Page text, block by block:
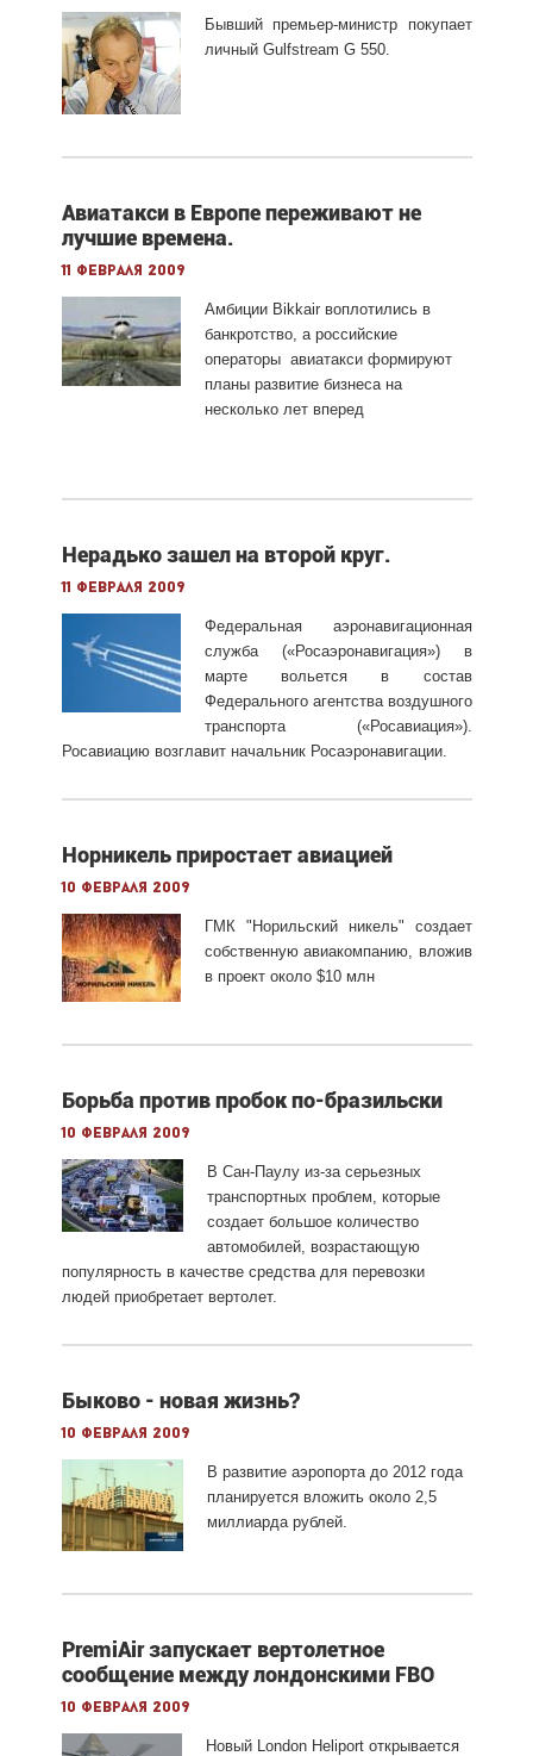
Бывший премьер-министр покупает
личный Gulfstream G 550.
Авиатакси в Европе переживают не
лучшие времена.
11 февраля 2009
Амбиции Bikkair воплотились в
банкротство, а российские
операторы авиатакси формируют
планы развитие бизнеса на
несколько лет вперед
Нерадько зашел на второй круг.
11 февраля 2009
Федеральная аэронавигационная
служба («Росаэронавигация») в
марте вольется в состав
Федерального агентства воздушного
транспорта («Росавиация»).
Росавиацию возглавит начальник Росаэронавигации.
Норникель приростает авиацией
10 февраля 2009
ГМК "Норильский никель" создает
собственную авиакомпанию, вложив
в проект около $10 млн
Борьба против пробок по-бразильски
10 февраля 2009
В Сан-Паулу из-за серьезных
транспортных проблем, которые
создает большое количество
автомобилей, возрастающую
популярность в качестве средства для перевозки
людей приобретает вертолет.
Быково - новая жизнь?
10 февраля 2009
В развитие аэропорта до 2012 года
планируется вложить около 2,5
миллиарда рублей.
PremiAir запускает вертолетное
сообщение между лондонскими FBO
10 февраля 2009
Новый London Heliport открывается